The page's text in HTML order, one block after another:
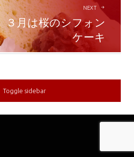
NEXT
３月は桜のシフォン
ケーキ
Toggle sidebar